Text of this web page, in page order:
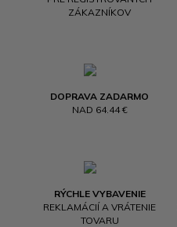
ZÁKAZNÍKOV
DOPRAVA ZADARMO
NAD 64.44 €
RÝCHLE VYBAVENIE
REKLAMÁCIÍ A VRÁTENIE
TOVARU